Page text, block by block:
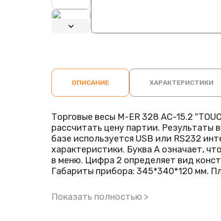
ОПИСАНИЕ ХАРАКТЕРИСТИКИ
Торговые весы M-ER 328 AC-15.2
рассчитать цену партии. Результаты
базе используется USB или RS232 интерфейс. Цвет корпуса: белый.
характеристики. Буква А означает,
в меню. Цифра 2 определяет вид
Габариты прибора: 345*340*120 мм.
Тарирование (вычет массы упаковки). Запрограммированные цены. У
Показать полностью >